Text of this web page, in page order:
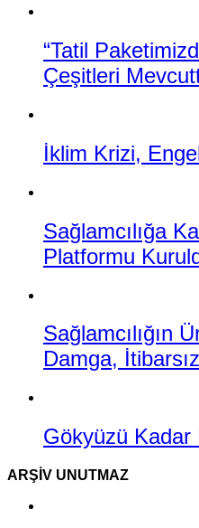
“Tatil
Çeşitleri
İklim Krizi,
Sağlamcılığa
Platformu
Sağlamcılığın
Damga,
Gökyüzü Kadar
ARŞIV UNUTMAZ